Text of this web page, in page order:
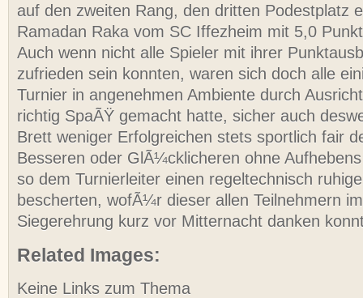
auf den zweiten Rang, den dritten Podestplatz
Ramadan Raka vom SC Iffezheim mit 5,0
Auch wenn nicht alle Spieler mit ihrer
zufrieden sein konnten, waren sich doch alle
Turnier in angenehmen Ambiente durch
richtig SpaÃŸ gemacht hatte, sicher auch
Brett weniger Erfolgreichen stets sportlich fair
Besseren oder GlÃ¼cklicheren ohne
so dem Turnierleiter einen regeltechnisch
bescherten, wofÃ¼r dieser allen Teilnehmern
Siegerehrung kurz vor Mitternacht danken
Related Images:
Keine Links zum Thema